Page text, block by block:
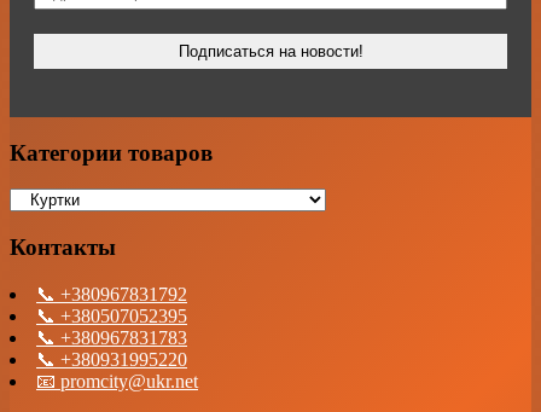
Категории товаров
Контакты
📞 +380967831792
📞 +380507052395
📞 +380967831783
📞 +380931995220
📧 promcity@ukr.net